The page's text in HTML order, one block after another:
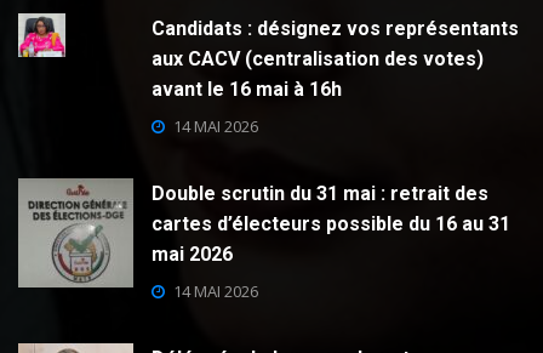
Candidats : désignez vos représentants
aux CACV (centralisation des votes)
avant le 16 mai à 16h
14 MAI 2026
Double scrutin du 31 mai : retrait des
cartes d’électeurs possible du 16 au 31
mai 2026
14 MAI 2026